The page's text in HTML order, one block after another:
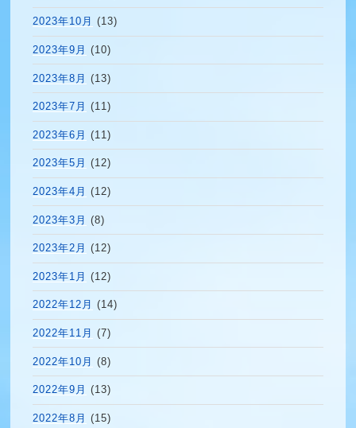
2023年10月 (13)
2023年9月 (10)
2023年8月 (13)
2023年7月 (11)
2023年6月 (11)
2023年5月 (12)
2023年4月 (12)
2023年3月 (8)
2023年2月 (12)
2023年1月 (12)
2022年12月 (14)
2022年11月 (7)
2022年10月 (8)
2022年9月 (13)
2022年8月 (15)